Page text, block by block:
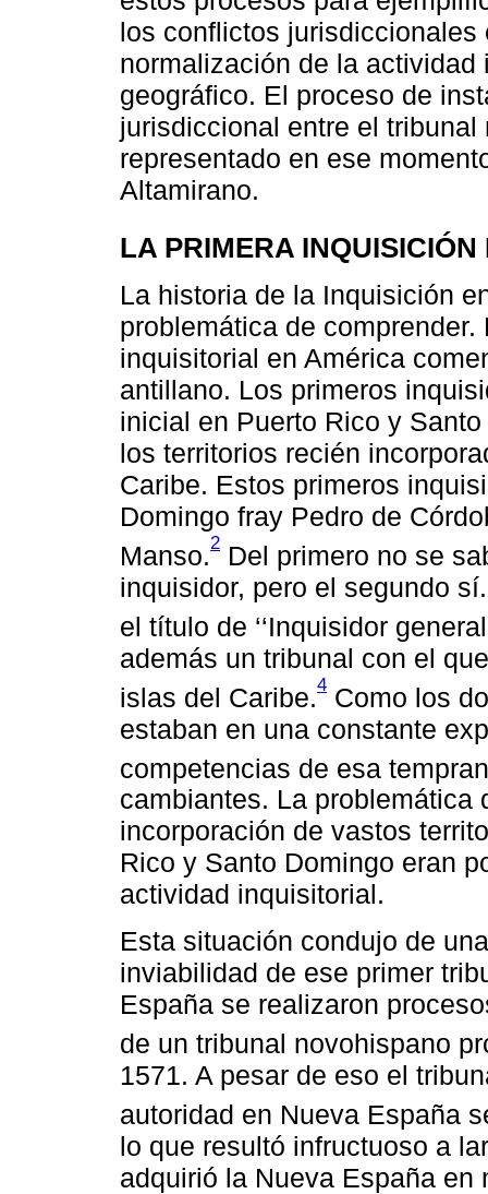
los conflictos
normalización de la
geográfico. El proceso de
jurisdiccional entre el
representado en ese
Altamirano.
LA PRIMERA INQUISICIÓN
La historia de la Inquisición
problemática de
inquisitorial en América
antillano. Los primeros
inicial en Puerto Rico y
los territorios recién
Caribe. Estos primeros
Domingo fray Pedro de
Manso.2 Del primero no se
inquisidor, pero el segundo
el título de ‘‘Inquisidor
además un tribunal con el
islas del Caribe.4 Como los
estaban en una constante
competencias de esa
cambiantes. La problemática
incorporación de vastos
Rico y Santo Domingo eran
actividad inquisitorial.
Esta situación condujo de
inviabilidad de ese primer
España se realizaron
de un tribunal novohispano
1571. A pesar de eso el
autoridad en Nueva España
lo que resultó infructuoso a
adquirió la Nueva España en